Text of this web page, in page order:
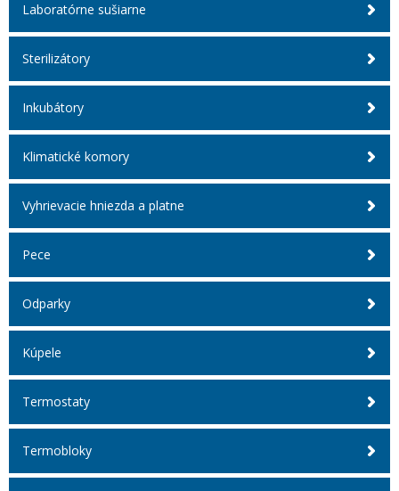
Laboratórne sušiarne
Sterilizátory
Inkubátory
Klimatické komory
Vyhrievacie hniezda a platne
Pece
Odparky
Kúpele
Termostaty
Termobloky